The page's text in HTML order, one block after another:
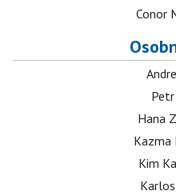
Conor
Hana
Kazma
Kim